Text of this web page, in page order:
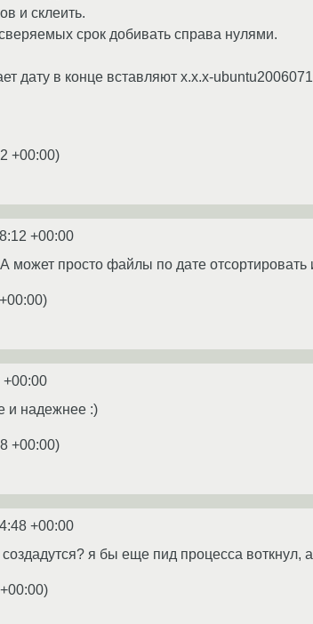
и склеить.
срок добивать справа нулями.
дату в конце вставляют x.x.x-
+00:00)
+00:00
может просто файлы по дате
)
+00:00
и надежнее :)
+00:00)
+00:00
я бы еще пид процесса воткнул, а
)